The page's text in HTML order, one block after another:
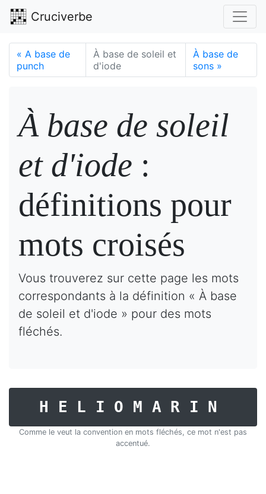
Cruciverbe
« A base de
punch
À base de soleil et
d'iode
À base de
sons »
À base de soleil
et d'iode :
définitions pour
mots croisés
Vous trouverez sur cette page les mots
correspondants à la définition « À base
de soleil et d'iode » pour des mots
fléchés.
HELIOMARIN
Comme le veut la convention en mots fléchés, ce mot n'est pas
accentué.